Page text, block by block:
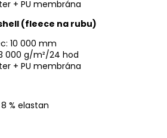
+ PU membrána
(fleece na rubu)
10 000 mm
000 g/m²/24 hod
+ PU membrána
% elastan